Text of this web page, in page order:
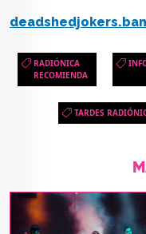
RADIÓNICA
RECOMIENDA
TARDES